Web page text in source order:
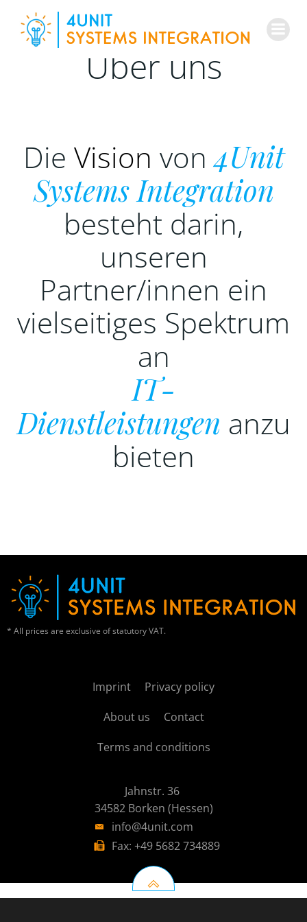
content
Über uns
Die Vision von4Unit
Systems Integration
besteht darin,
unseren
Partner/innen ein
vielseitiges Spektrum
an
IT-
Dienstleistungen anzu
bieten
* All prices are exclusive of statutory VAT.
Imprint
Privacy policy
About us
Contact
Terms and conditions
Jahnstr. 36
34582 Borken (Hessen)
info@4unit.com
Fax: +49 5682 734889